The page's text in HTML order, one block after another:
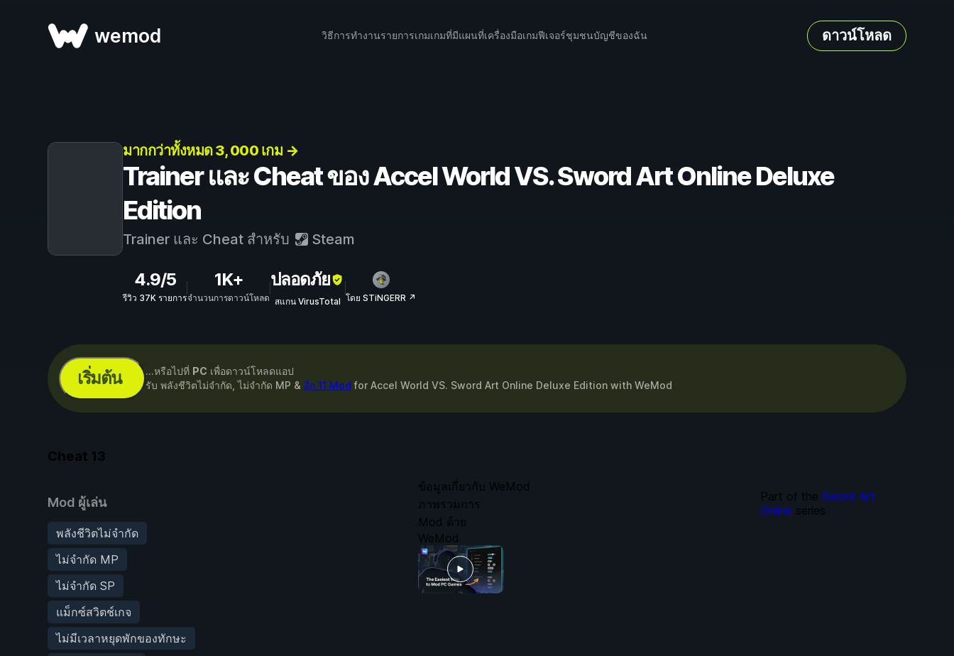
wemod วิธีการทำงานรายการเกมเกมที่มีแผนที่เครื่องมือเกมฟีเจอร์ชุมชนบัญชีของฉัน ดาวน์โหลด
มากกว่าทั้งหมด 3, 000 เกม →
Trainer และ Cheat ของ Accel World VS. Sword Art Online Deluxe
Edition
Trainer และ Cheat สำหรับ Steam
4.9/5
รีวิว 37K รายการ
1K+
จำนวนการดาวน์โหลด
ปลอดภัย
สแกน VirusTotal โดย STiNGERR ↗
เริ่มต้น ...หรือไปที่ PC เพื่อดาวน์โหลดแอป
รับ พลังชีวิตไม่จำกัด, ไม่จำกัด MP & อีก 11 Mod for Accel World VS. Sword Art Online Deluxe Editionwith WeMod
Cheat 13
Mod ผู้เล่น
พลังชีวิตไม่จำกัด
ไม่จำกัด MP
ไม่จำกัด SP
แม็กซ์สวิตช์เกจ
ไม่มีเวลาหยุดพักของทักษะ
ข้อมูลเกี่ยวกับ WeMod
ภาพรวมการ
Mod ด้วย
WeMod
Part of the Sword Art
Online series